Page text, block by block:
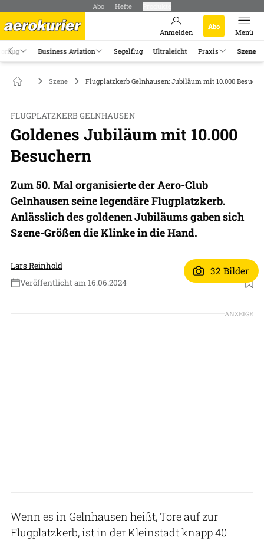
Abo Hefte
Anmelden
Abo
Menü
Business Aviation Segelflug Ultraleicht Praxis Szene
Szene Flugplatzkerb Gelnhausen: Jubiläum mit 10.000
FLUGPLATZKERB GELNHAUSEN
Goldenes Jubiläum mit 10.000
Besuchern
Zum 50. Mal organisierte der Aero-Club
Gelnhausen seine legendäre Flugplatzkerb.
Anlässlich des goldenen Jubiläums gaben sich
Szene-Größen die Klinke in die Hand.
Lars Reinhold
Veröffentlicht am 16.06.2024
Foto: Emma Buch
32 Bilder
ANZEIGE
Wenn es in Gelnhausen heißt, Tore auf zur
Flugplatzkerb, ist in der Kleinstadt knapp 40